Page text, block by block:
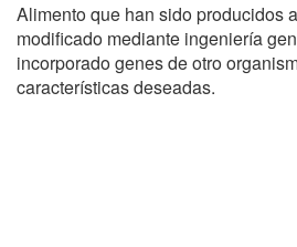
Alimento que han sido producidos
modificado mediante ingeniería
incorporado genes de otro
características deseadas.